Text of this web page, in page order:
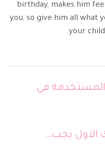
birthday, makes him
you, so give him all what
your
المستخدمة في
الاول يجب…